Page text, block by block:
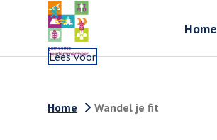
Home
Lees voor
Home Wandel je fit